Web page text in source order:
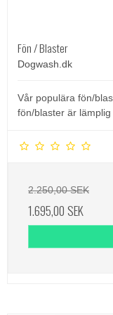
Fön / Blaster
Dogwash.dk
Vår populära fön/
fön/blaster är
2.250,00 SEK
1.695,00 SEK